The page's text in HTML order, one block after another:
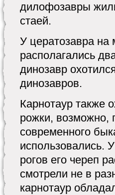
дилофозавры
стаей.
У цератозавра на
располагались
динозавр
динозавров.
Карнотаур также
рожки, возможно,
современного
использовались.
рогов его череп
смотрели не в
карнотаур